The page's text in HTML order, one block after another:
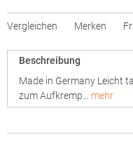
Vergleichen Merken
Beschreibung
Made in Germany Leicht
zum Aufkremp… mehr